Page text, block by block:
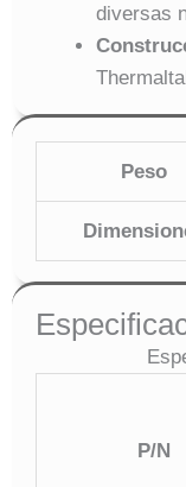
diversas
Peso
P/N